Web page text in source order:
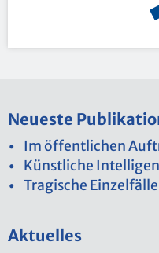
Neu­es­te
Im öf­fent­li­chen
Künst­li­che
Tra­gi­sche
Ak­tu­el­les